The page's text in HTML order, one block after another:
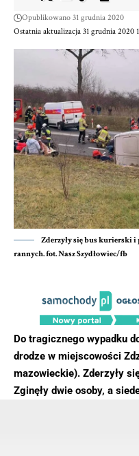
Ostatnia aktualizacja 31 grudnia 2020
Opublikowano 31 grudnia 2020
Zderzyły się bus kurierski i
rannych. fot. Nasz Szydłowiec/fb
Do tragicznego wypadku
drodze w miejscowości
mazowieckie). Zderzyły
Zginęły dwie osoby, a